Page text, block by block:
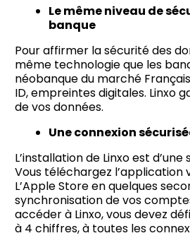
Le même niveau de
banque
Pour affirmer la sécurité des
même technologie que les
néobanque du marché
ID, empreintes digitales. Linxo
de vos données.
Une connexion
L’installation de Linxo est
Vous téléchargez l’application
L’Apple Store en quelques
synchronisation de vos
accéder à Linxo, vous devez
à 4 chiffres, à toutes les